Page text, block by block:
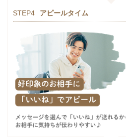
STEP4 アピールタイム